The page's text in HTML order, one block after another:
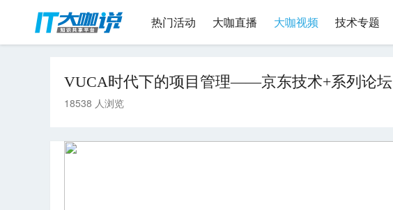
热门活动 大咖直播 大咖视频 技术专题
VUCA时代下的项目管理——京东技术+系列论坛
18538 人浏览